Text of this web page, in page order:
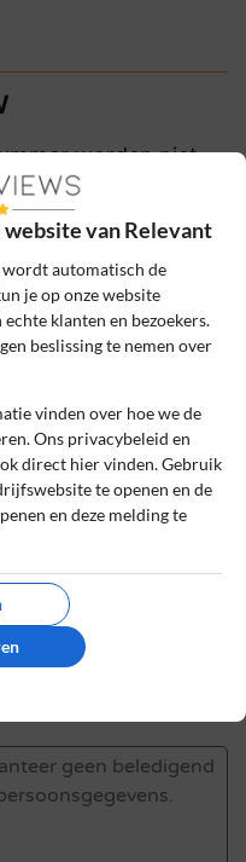
worden niet
zijn gemarkeerd
website van Relevant
automatisch de
je op onze website
klanten en bezoekers.
beslissing te nemen over
vinden over hoe we de
Ons privacybeleid en
direct hier vinden. Gebruik
te openen en de
en deze melding te